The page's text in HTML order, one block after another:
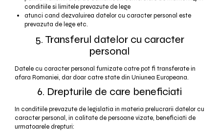
conditiile si limitele prevazute de lege
atunci cand dezvaluirea datelor cu caracter personal este
prevazuta de lege etc.
5. Transferul datelor cu caracter
personal
Datele cu caracter personal furnizate catre pot fi transferate in
afara Romaniei, dar doar catre state din Uniunea Europeana.
6. Drepturile de care beneficiati
In conditiile prevazute de legislatia in materia prelucrarii datelor cu
caracter personal, in calitate de persoane vizate, beneficiati de
urmatoarele drepturi: